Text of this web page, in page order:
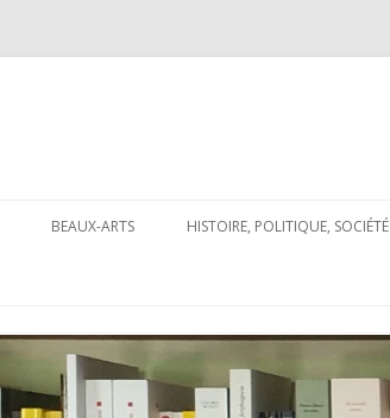
au
contenu
BEAUX-ARTS HISTOIRE, POLITIQUE, SOCIÉTÉ